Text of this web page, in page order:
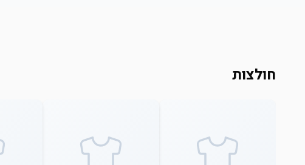
חולצות